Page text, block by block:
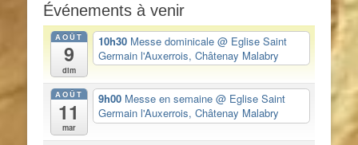
Événements à venir
AOÛT
9
dim
10h30 Messe dominicale @ Eglise Saint
Germain l'Auxerrois, Châtenay Malabry
AOÛT
11
mar
9h00 Messe en semaine @ Eglise Saint
Germain l'Auxerrois, Châtenay Malabry